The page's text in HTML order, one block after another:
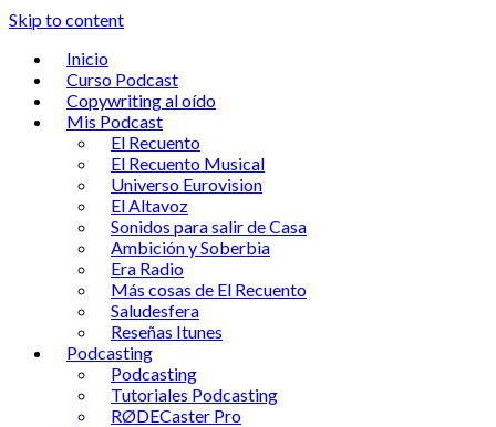
Skip to content
Inicio
Curso Podcast
Copywriting al oído
Mis Podcast
El Recuento
El Recuento Musical
Universo Eurovision
El Altavoz
Sonidos para salir de Casa
Ambición y Soberbia
Era Radio
Más cosas de El Recuento
Saludesfera
Reseñas Itunes
Podcasting
Podcasting
Tutoriales Podcasting
RØDECaster Pro